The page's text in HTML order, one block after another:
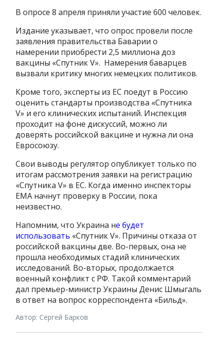
В опросе 8 апреля приняли участие 600 человек.
Издание указывает, что опрос провели после
заявления правительства Баварии о
намерении приобрести 2,5 миллиона доз
вакцины «Спутник V». Намерения баварцев
вызвали критику многих немецких политиков.
Кроме того,эксперты из ЕС поедут в Россию
оценить стандарты производства «Спутника
V» и его клинических испытаний. Инспекция
проходит на фоне дискуссий, можно ли
доверять российской вакцине и нужна ли она
Евросоюзу.
Свои выводы регулятор опубликует только по
итогам рассмотрения заявки на регистрацию
«Спутника V» в ЕС. Когда именно инспекторы
EMA начнут проверку в России, пока
неизвестно.
Напомним, что Украина не будет
использовать «Спутник V». Причины отказа от
российской вакцины две. Во-первых, она не
прошла необходимых стадий клинических
исследований. Во-вторых, продолжается
военный конфликт с РФ. Такой комментарий
дал премьер-министр Украины Денис Шмыгаль
в ответ на вопрос корреспондента «Бильд».
Автор: Сергей Барков